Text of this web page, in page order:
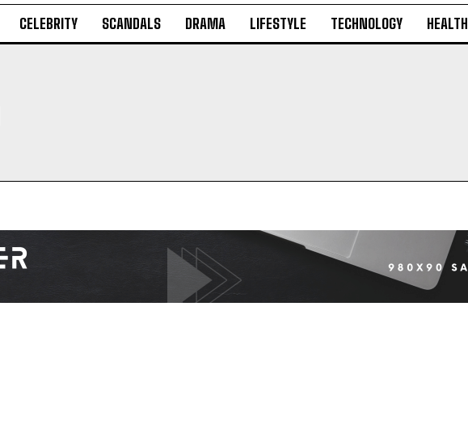
I've read and accept the Privacy Policy.
CELEBRITY SCANDALS DRAMA LIFESTYLE TECHNOLOGY HEALTH